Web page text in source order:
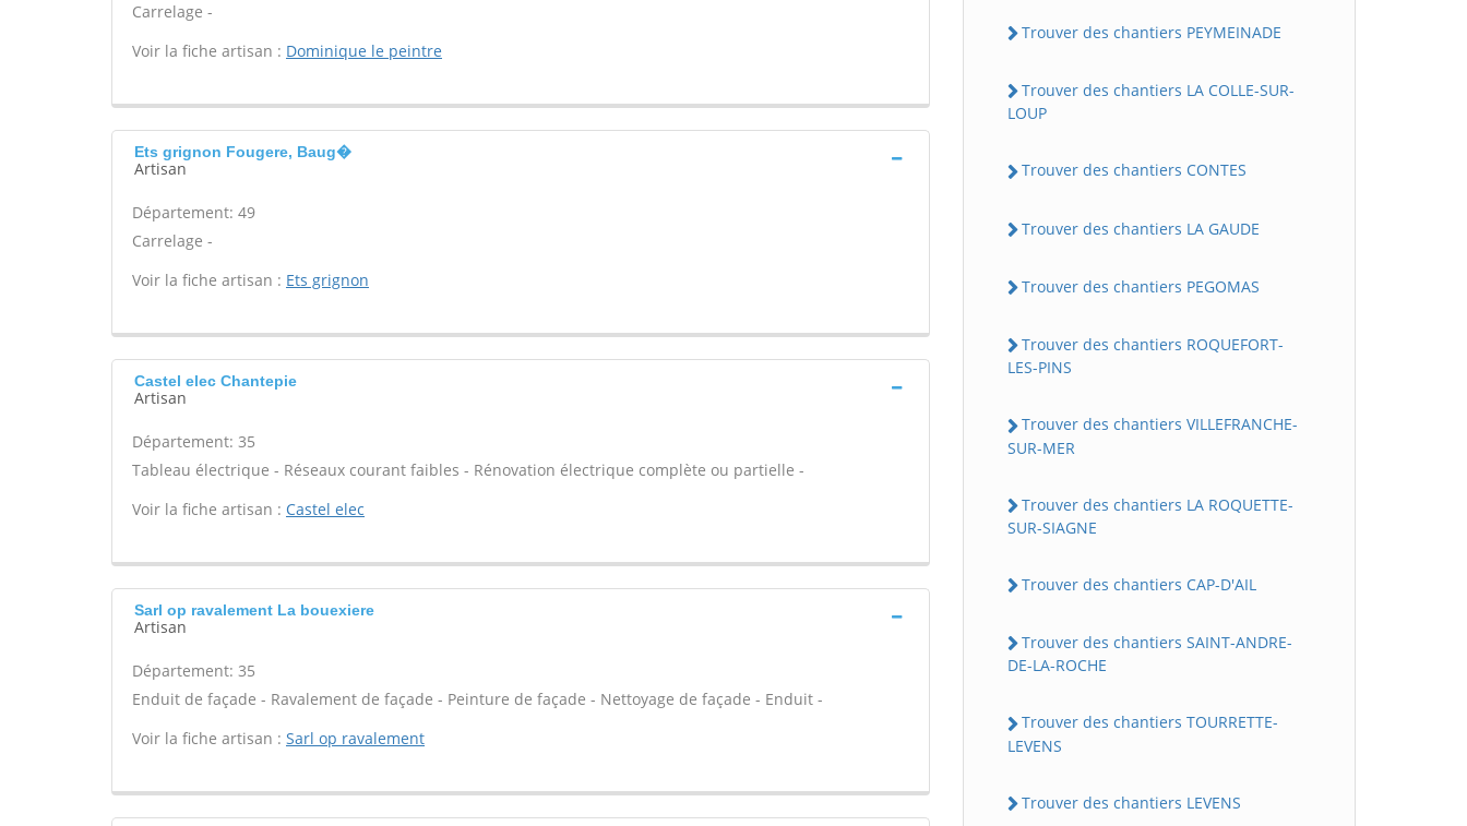
Carrelage -
Voir la fiche artisan : Dominique le peintre
Ets grignon Fougere, Baug�
Artisan
Département: 49
Carrelage -
Voir la fiche artisan : Ets grignon
Castel elec Chantepie
Artisan
Département: 35
Tableau électrique - Réseaux courant faibles - Rénovation électrique complète ou partielle -
Voir la fiche artisan : Castel elec
Sarl op ravalement La bouexiere
Artisan
Département: 35
Enduit de façade - Ravalement de façade - Peinture de façade - Nettoyage de façade - Enduit -
Voir la fiche artisan : Sarl op ravalement
Trouver des chantiers PEYMEINADE
Trouver des chantiers LA COLLE-SUR-
LOUP
Trouver des chantiers CONTES
Trouver des chantiers LA GAUDE
Trouver des chantiers PEGOMAS
Trouver des chantiers ROQUEFORT-
LES-PINS
Trouver des chantiers VILLEFRANCHE-
SUR-MER
Trouver des chantiers LA ROQUETTE-
SUR-SIAGNE
Trouver des chantiers CAP-D'AIL
Trouver des chantiers SAINT-ANDRE-
DE-LA-ROCHE
Trouver des chantiers TOURRETTE-
LEVENS
Trouver des chantiers LEVENS